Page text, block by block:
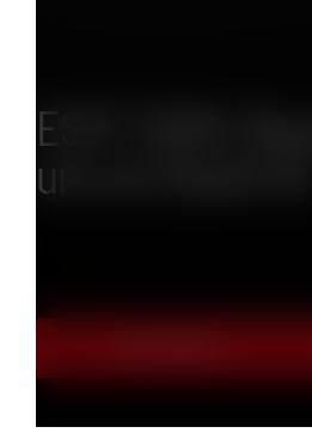
ESST 2026:
uns an Stand 29